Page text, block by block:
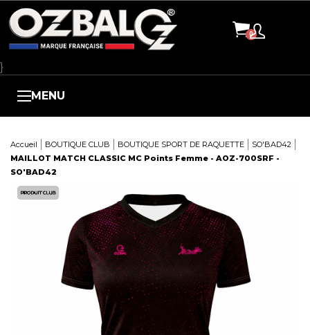
}
MENU
Accueil BOUTIQUE CLUB BOUTIQUE SPORT DE RAQUETTE
SO'BAD42
MAILLOT MATCH CLASSIC MC Points Femme - AOZ-700SRF -
SO'BAD42
Here
Panneau de gestion des cookies